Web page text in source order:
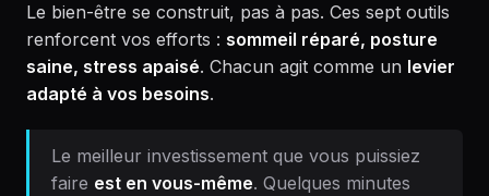
Le bien-être se construit, pas à pas. Ces sept outils
renforcent vos efforts : sommeil réparé, posture
saine, stress apaisé. Chacun agit comme un levier
adapté à vos besoins.
Le meilleur investissement que vous puissiez
faire est en vous-même. Quelques minutes